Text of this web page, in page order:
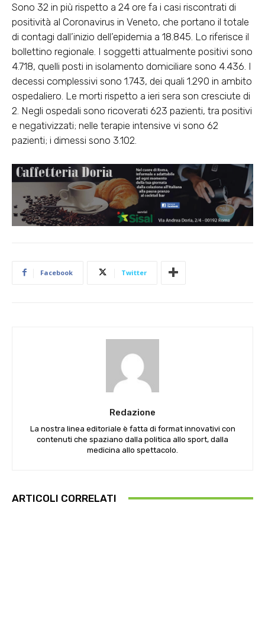
Sono 32 in più rispetto a 24 ore fa i casi riscontrati di
positività al Coronavirus in Veneto, che portano il totale
di contagi dall’inizio dell’epidemia a 18.845. Lo riferisce il
bollettino regionale. I soggetti attualmente positivi sono
4.718, quelli posti in isolamento domiciliare sono 4.436. I
decessi complessivi sono 1.743, dei quali 1.290 in ambito
ospedaliero. Le morti rispetto a ieri sera son cresciute di
2. Negli ospedali sono ricoverati 623 pazienti, tra positivi
e negativizzati; nelle terapie intensive vi sono 62
pazienti; i dimessi sono 3.102.
Facebook Twitter
Redazione
La nostra linea editoriale è fatta di format innovativi con
contenuti che spaziano dalla politica allo sport, dalla
medicina allo spettacolo.
ARTICOLI CORRELATI